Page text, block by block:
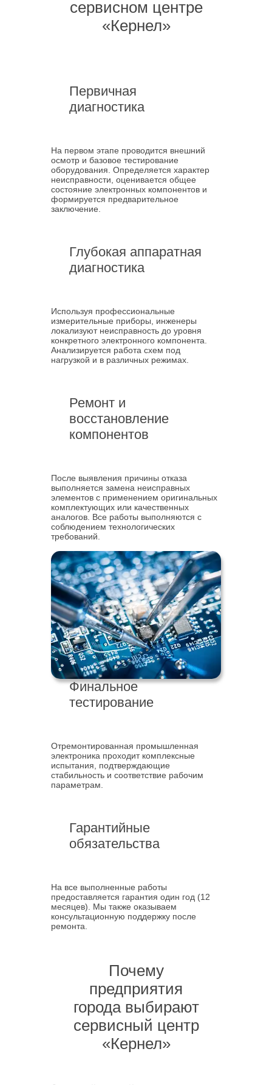
сервисном центре
«Кернел»
Первичная
диагностика
На первом этапе проводится внешний
осмотр и базовое тестирование
оборудования. Определяется характер
неисправности, оценивается общее
состояние электронных компонентов и
формируется предварительное
заключение.
Глубокая аппаратная
диагностика
Используя профессиональные
измерительные приборы, инженеры
локализуют неисправность до уровня
конкретного электронного компонента.
Анализируется работа схем под
нагрузкой и в различных режимах.
Ремонт и
восстановление
компонентов
После выявления причины отказа
выполняется замена неисправных
элементов с применением оригинальных
комплектующих или качественных
аналогов. Все работы выполняются с
соблюдением технологических
требований.
Финальное
тестирование
Отремонтированная промышленная
электроника проходит комплексные
испытания, подтверждающие
стабильность и соответствие рабочим
параметрам.
Гарантийные
обязательства
На все выполненные работы
предоставляется гарантия один год (12
месяцев). Мы также оказываем
консультационную поддержку после
ремонта.
Почему
предприятия
города выбирают
сервисный центр
«Кернел»